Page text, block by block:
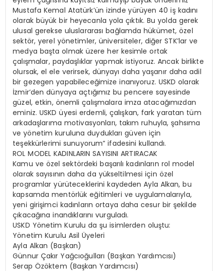
Mustafa Kemal Atatürk’ün izinde yürüyen 40 iş kadını
olarak büyük bir heyecanla yola çıktık. Bu yolda gerek
ulusal gerekse uluslararası bağlamda hükümet, özel
sektör, yerel yönetimler, üniversiteler, diğer STK’lar ve
medya başta olmak üzere her kesimle ortak
çalışmalar, paydaşlıklar yapmak istiyoruz. Ancak birlikte
olursak, el ele verirsek, dünyayı daha yaşanır daha adil
bir gezegen yapabileceğimize inanıyoruz. USKD olarak
İzmir’den dünyaya açtığımız bu pencere sayesinde
güzel, etkin, önemli çalışmalara imza atacağımızdan
eminiz. USKD üyesi erdemli, çalışkan, fark yaratan tüm
arkadaşlarıma motivasyonları, takım ruhuyla, şahsıma
ve yönetim kuruluna duydukları güven için
teşekkürlerimi sunuyorum” ifadesini kullandı.
ROL MODEL KADINLARIN SAYISINI ARTIRACAK
Kamu ve özel sektördeki başarılı kadınların rol model
olarak sayısının daha da yükseltilmesi için özel
programlar yürüteceklerini kaydeden Ayla Alkan, bu
kapsamda mentörlük eğitimleri ve uygulamalarıyla,
yeni girişimci kadınların ortaya daha cesur bir şekilde
çıkacağına inandıklarını vurguladı.
USKD Yönetim Kurulu da şu isimlerden oluştu:
Yönetim Kurulu Asil Üyeleri
Ayla Alkan (Başkan)
Günnur Çakır Yağcıoğulları (Başkan Yardımcısı)
Serap Özöktem (Başkan Yardımcısı)